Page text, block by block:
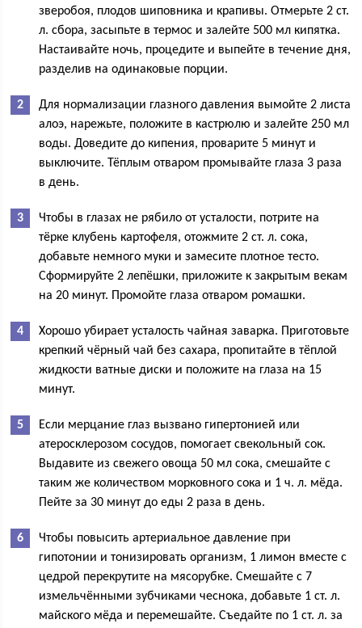
зверобоя, плодов шиповника и крапивы. Отмерьте 2 ст.
л. сбора, засыпьте в термос и залейте 500 мл кипятка.
Настаивайте ночь, процедите и выпейте в течение дня,
разделив на одинаковые порции.
Для нормализации глазного давления вымойте 2 листа
алоэ, нарежьте, положите в кастрюлю и залейте 250 мл
воды. Доведите до кипения, проварите 5 минут и
выключите. Тёплым отваром промывайте глаза 3 раза
в день.
Чтобы в глазах не рябило от усталости, потрите на
тёрке клубень картофеля, отожмите 2 ст. л. сока,
добавьте немного муки и замесите плотное тесто.
Сформируйте 2 лепёшки, приложите к закрытым векам
на 20 минут. Промойте глаза отваром ромашки.
Хорошо убирает усталость чайная заварка. Приготовьте
крепкий чёрный чай без сахара, пропитайте в тёплой
жидкости ватные диски и положите на глаза на 15
минут.
Если мерцание глаз вызвано гипертонией или
атеросклерозом сосудов, помогает свекольный сок.
Выдавите из свежего овоща 50 мл сока, смешайте с
таким же количеством морковного сока и 1 ч. л. мёда.
Пейте за 30 минут до еды 2 раза в день.
Чтобы повысить артериальное давление при
гипотонии и тонизировать организм, 1 лимон вместе с
цедрой перекрутите на мясорубке. Смешайте с 7
измельчёнными зубчиками чеснока, добавьте 1 ст. л.
майского мёда и перемешайте. Съедайте по 1 ст. л. за